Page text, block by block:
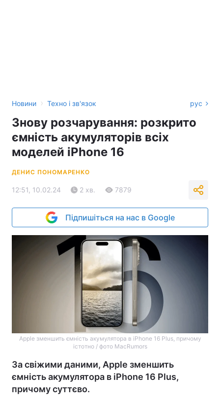
Новини › Техно і зв'язок рус
Знову розчарування: розкрито
ємність акумуляторів всіх
моделей iPhone 16
ДЕНИС ПОНОМАРЕНКО
12:51, 10.02.24 2 хв. 7879
Підпишіться на нас в Google
Apple зменшить ємність акумулятора в iPhone 16 Plus, причому
істотно / фото MacRumors
За свіжими даними, Apple зменшить
ємність акумулятора в iPhone 16 Plus,
причому суттєво.